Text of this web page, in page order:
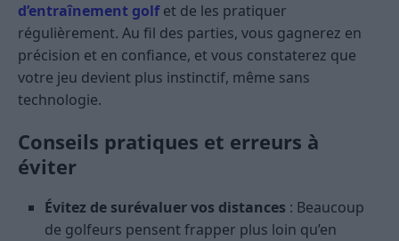
d’entraînement golfet de les pratiquer
régulièrement. Au fil des parties, vous gagnerez en
précision et en confiance, et vous constaterez que
votre jeu devient plus instinctif, même sans
technologie.
Conseils pratiques et erreurs à
éviter
Évitez de surévaluer vos distances : Beaucoup
de golfeurs pensent frapper plus loin qu’en